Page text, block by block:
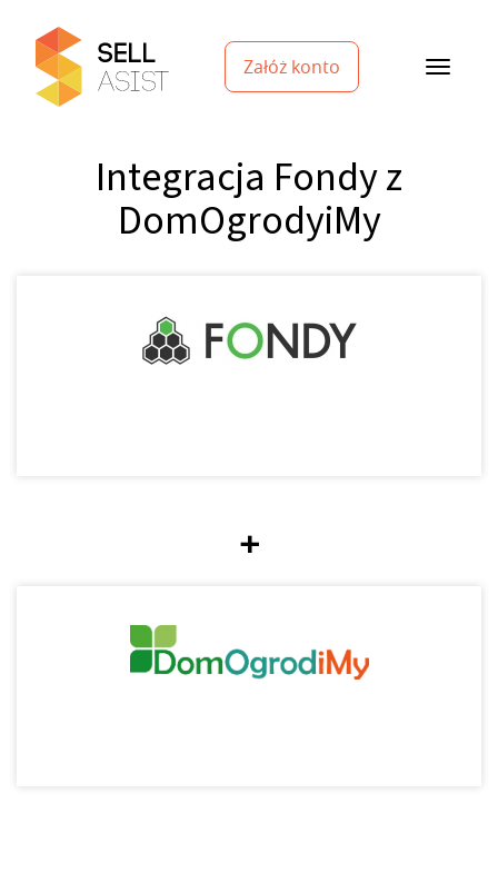
Załóż konto
Integracja Fondy z
DomOgrodyiMy
+